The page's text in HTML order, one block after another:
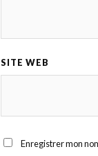
SITE WEB
Enregistrer mon